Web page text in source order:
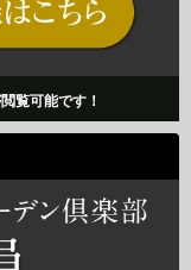
覧可能です！